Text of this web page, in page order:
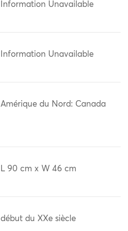
Information Unavailable
Information Unavailable
Amérique du Nord: Canada
L 90 cm x W 46 cm
début du XXe siècle